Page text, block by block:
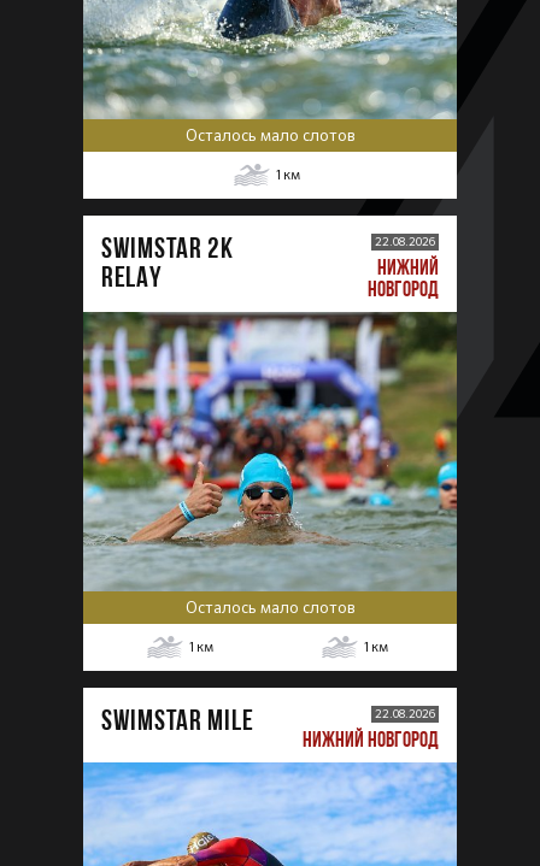
Осталось мало слотов
1 км
SWIMSTAR 2K
RELAY
22.08.2026
НИЖНИЙ
НОВГОРОД
Осталось мало слотов
1 км 1 км
SWIMSTAR MILE 22.08.2026
НИЖНИЙ НОВГОРОД